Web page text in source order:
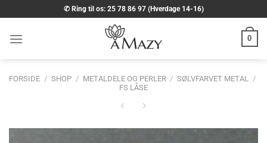
til
indhold
✆ Ring til os: 25 78 86 97 (Hverdage 14-16)
0
FORSIDE / SHOP / METALDELE OG PERLER / SØLVFARVET METAL /
FS LÅSE